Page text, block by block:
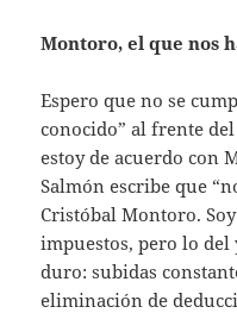
Montoro, el que nos
Espero que no se
conocido” al frente
estoy de acuerdo con
Salmón escribe que
Cristóbal Montoro.
impuestos, pero lo
duro: subidas
eliminación de